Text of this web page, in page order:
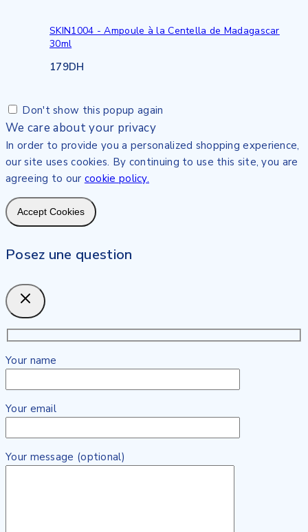
SKIN1004 - Ampoule à la Centella de Madagascar
30ml
179DH
Don't show this popup again
We care about your privacy
In order to provide you a personalized shopping experience,
our site uses cookies. By continuing to use this site, you are
agreeing to our cookie policy.
Accept Cookies
Posez une question
Your name
Your email
Your message (optional)